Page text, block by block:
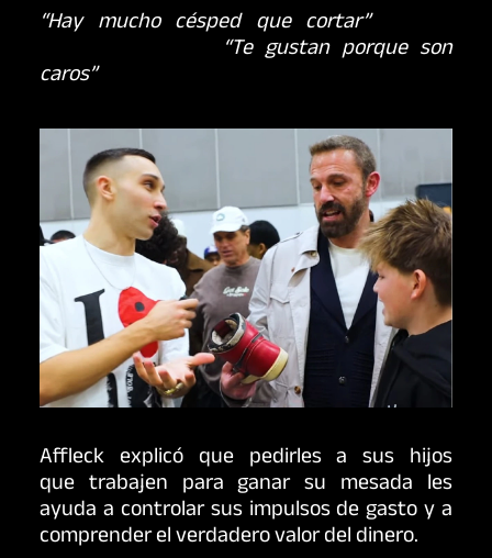
“Hay mucho césped que cortar”,
“Te gustan porque son
caros”
Affleck explicó que pedirles a sus hijos
que trabajen para ganar su mesada les
ayuda a controlar sus impulsos de gasto y a
comprender el verdadero valor del dinero.